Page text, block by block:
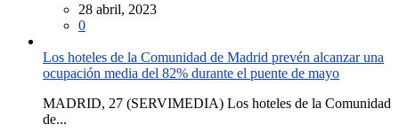
28 abril, 2023
0
Los hoteles de la Comunidad de Madrid prevén alcanzar una
ocupación media del 82% durante el puente de mayo
MADRID, 27 (SERVIMEDIA) Los hoteles de la Comunidad
de...